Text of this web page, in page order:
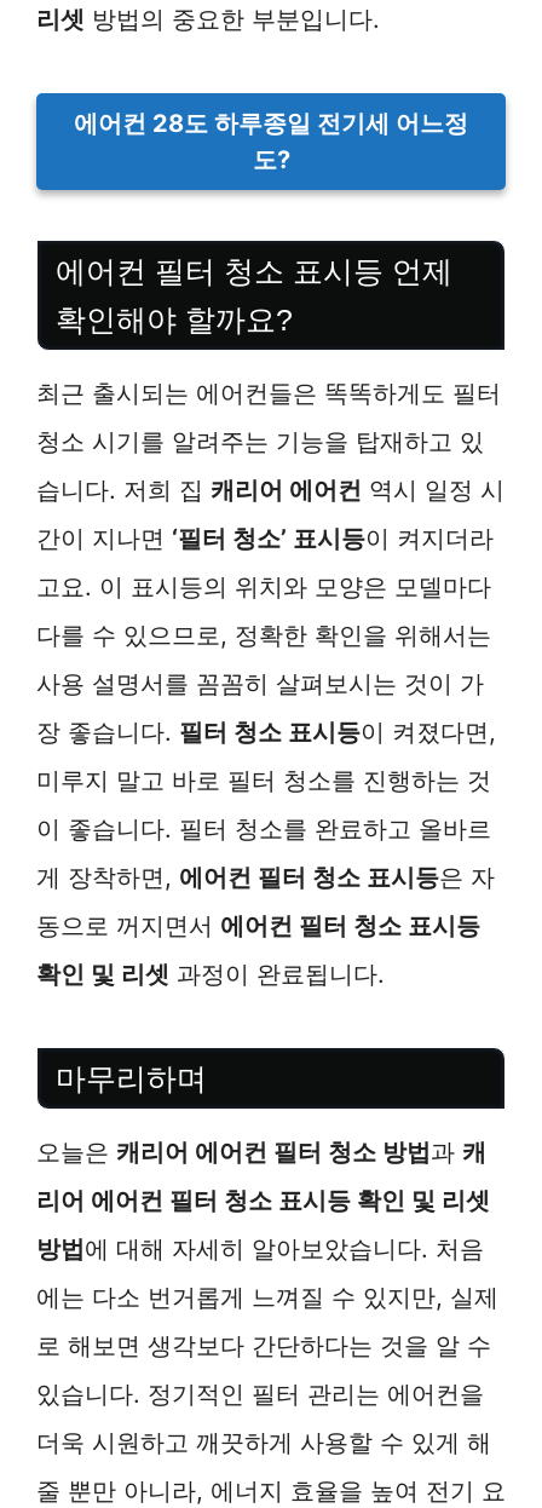
리셋 방법의 중요한 부분입니다.
에어컨 28도 하루종일 전기세 어느정
도?
에어컨 필터 청소 표시등 언제
확인해야 할까요?
최근 출시되는 에어컨들은 똑똑하게도 필터
청소 시기를 알려주는 기능을 탑재하고 있
습니다. 저희 집 캐리어 에어컨 역시 일정 시
간이 지나면 ‘필터 청소’ 표시등이 켜지더라
고요. 이 표시등의 위치와 모양은 모델마다
다를 수 있으므로, 정확한 확인을 위해서는
사용 설명서를 꼼꼼히 살펴보시는 것이 가
장 좋습니다. 필터 청소 표시등이 켜졌다면,
미루지 말고 바로 필터 청소를 진행하는 것
이 좋습니다. 필터 청소를 완료하고 올바르
게 장착하면, 에어컨 필터 청소 표시등은 자
동으로 꺼지면서 에어컨 필터 청소 표시등
확인 및 리셋 과정이 완료됩니다.
마무리하며
오늘은 캐리어 에어컨 필터 청소 방법과 캐
리어 에어컨 필터 청소 표시등 확인 및 리셋
방법에 대해 자세히 알아보았습니다. 처음
에는 다소 번거롭게 느껴질 수 있지만, 실제
로 해보면 생각보다 간단하다는 것을 알 수
있습니다. 정기적인 필터 관리는 에어컨을
더욱 시원하고 깨끗하게 사용할 수 있게 해
줄 뿐만 아니라, 에너지 효율을 높여 전기 요